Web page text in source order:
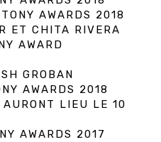
AWARDS 2018
ET CHITA RIVERA
AWARD
GROBAN
AWARDS 2018
LIEU LE 10
AWARDS 2017